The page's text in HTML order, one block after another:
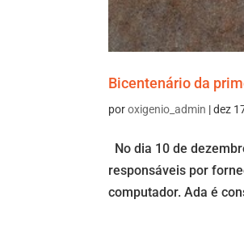
Bicentenário da
poroxigenio_admin |dez
No dia 10 de
responsáveis por
computador. Ada é